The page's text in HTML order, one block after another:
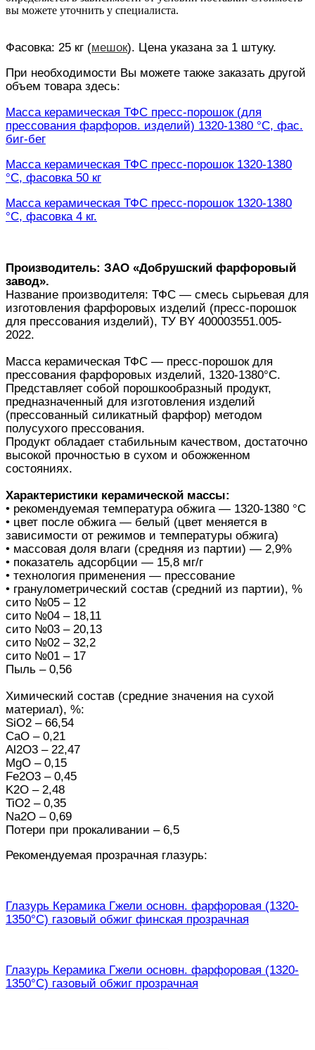
вы можете уточнить у специалиста.
Фасовка: 25 кг (мешок). Цена указана за 1 штуку.
При необходимости Вы можете также заказать другой
объем товара здесь:
Масса керамическая ТФС пресс-порошок (для
прессования фарфоров. изделий) 1320-1380 °С, фас.
биг-бег
Масса керамическая ТФС пресс-порошок 1320-1380
°С, фасовка 50 кг
Масса керамическая ТФС пресс-порошок 1320-1380
°С, фасовка 4 кг.
Производитель: ЗАО «Добрушский фарфоровый
завод».
Название производителя: ТФС — смесь сырьевая для
изготовления фарфоровых изделий (пресс-порошок
для прессования изделий), ТУ BY 400003551.005-
2022.
Масса керамическая ТФС — пресс-порошок для
прессования фарфоровых изделий, 1320-1380°С.
Представляет собой порошкообразный продукт,
предназначенный для изготовления изделий
(прессованный силикатный фарфор) методом
полусухого прессования.
Продукт обладает стабильным качеством, достаточно
высокой прочностью в сухом и обожженном
состояниях.
Характеристики керамической массы:
• рекомендуемая температура обжига — 1320-1380 °С
• цвет после обжига — белый (цвет меняется в
зависимости от режимов и температуры обжига)
• массовая доля влаги (средняя из партии) — 2,9%
• показатель адсорбции — 15,8 мг/г
• технология применения — прессование
• гранулометрический состав (средний из партии), %
сито №05 – 12
сито №04 – 18,11
сито №03 – 20,13
сито №02 – 32,2
сито №01 – 17
Пыль – 0,56
Химический состав (средние значения на сухой
материал), %:
SiO2 – 66,54
CaO – 0,21
Al2O3 – 22,47
MgO – 0,15
Fe2O3 – 0,45
K2O – 2,48
TiO2 – 0,35
Na2O – 0,69
Потери при прокаливании – 6,5
Рекомендуемая прозрачная глазурь:
Глазурь Керамика Гжели основн. фарфоровая (1320-
1350°С) газовый обжиг финская прозрачная
Глазурь Керамика Гжели основн. фарфоровая (1320-
1350°С) газовый обжиг прозрачная